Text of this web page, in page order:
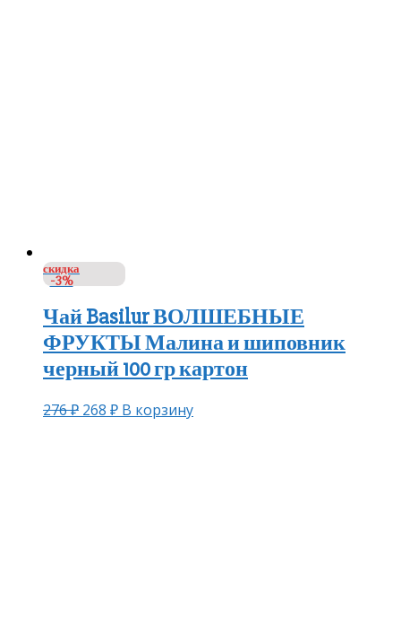
скидка
-3%
Чай Basilur ВОЛШЕБНЫЕ
ФРУКТЫ Малина и шиповник
черный 100 гр картон
276₽ 268 ₽ В корзину